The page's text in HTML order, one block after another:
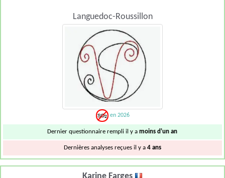
Languedoc-Roussillon
en 2026
Dernier questionnaire rempli il y amoins d'un an
Dernières analyses reçues il y a 4 ans
Karine Farges